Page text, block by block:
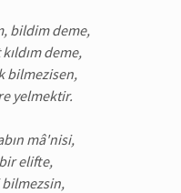
bildim deme,
deme,
bilmezisen,
yelmektir.
mâ'nisi,
elifte,